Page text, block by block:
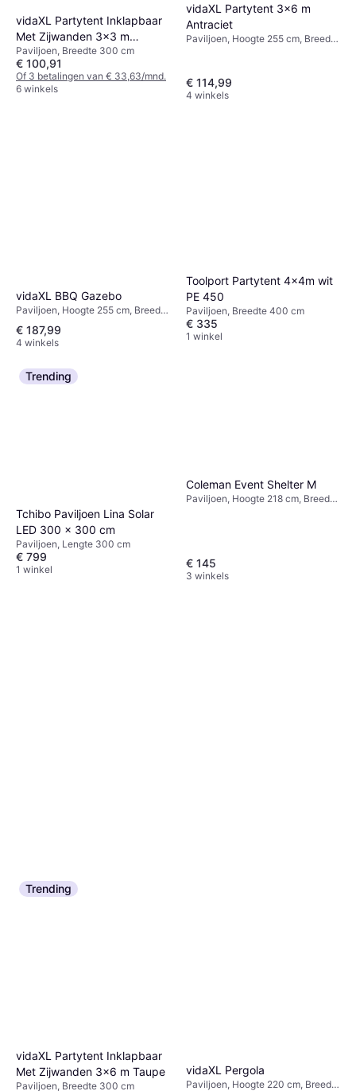
vidaXL Partytent Inklapbaar
Met Zijwanden 3x3 m
Crèmekleurig
Paviljoen, Breedte 300 cm
€ 100,91
Of 3 betalingen van € 33,63/mnd.
6 winkels
vidaXL Partytent 3x6 m
Antraciet
Paviljoen, Hoogte 255 cm, Breedte
€ 114,99
4 winkels
vidaXL BBQ Gazebo
Paviljoen, Hoogte 255 cm, Breedte
€ 187,99
4 winkels
Toolport Partytent 4x4m wit
PE 450
Paviljoen, Breedte 400 cm
€ 335
1 winkel
Trending
Tchibo Paviljoen Lina Solar
LED 300 x 300 cm
Paviljoen, Lengte 300 cm
€ 799
1 winkel
Coleman Event Shelter M
Paviljoen, Hoogte 218 cm, Breedte
€ 145
3 winkels
Trending
vidaXL Partytent Inklapbaar
Met Zijwanden 3x6 m Taupe
Paviljoen, Breedte 300 cm
vidaXL Pergola
Paviljoen, Hoogte 220 cm, Breedte